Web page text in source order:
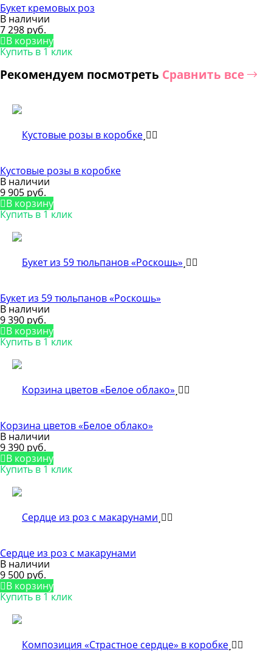
Букет кремовых роз
В наличии
7 298 руб.
В корзину
Купить в 1 клик
Рекомендуем посмотреть Сравнить все
Кустовые розы в коробке
В наличии
9 905 руб.
В корзину
Купить в 1 клик
Букет из 59 тюльпанов «Роскошь»
В наличии
9 390 руб.
В корзину
Купить в 1 клик
Корзина цветов «Белое облако»
В наличии
9 390 руб.
В корзину
Купить в 1 клик
Сердце из роз с макарунами
В наличии
9 500 руб.
В корзину
Купить в 1 клик